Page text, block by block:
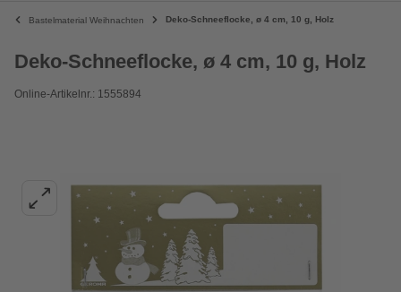
Bastelmaterial Weihnachten Deko-Schneeflocke, ø 4 cm, 10 g, Holz
Deko-Schneeflocke, ø 4 cm, 10 g, Holz
Online-Artikelnr.: 1555894